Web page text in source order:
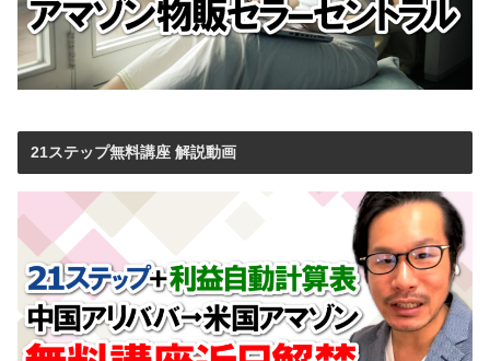
21ステップ無料講座 解説動画